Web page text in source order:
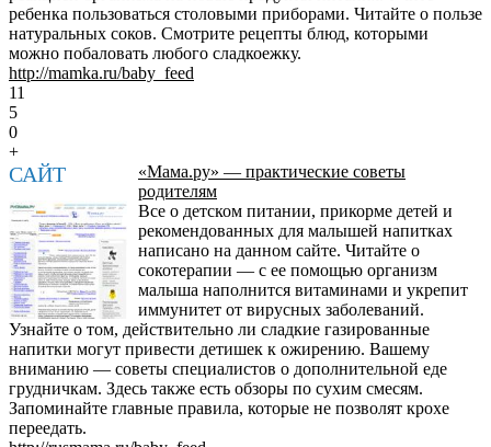
ребенка пользоваться столовыми приборами. Читайте о пользе
натуральных соков. Смотрите рецепты блюд, которыми
можно побаловать любого сладкоежку.
http://mamka.ru/baby_feed
11
5
0
+
САЙТ
«Мама.ру» — практические советы
родителям
Все о детском питании, прикорме детей и
рекомендованных для малышей напитках
написано на данном сайте. Читайте о
сокотерапии — с ее помощью организм
малыша наполнится витаминами и укрепит
иммунитет от вирусных заболеваний.
Узнайте о том, действительно ли сладкие газированные
напитки могут привести детишек к ожирению. Вашему
вниманию — советы специалистов о дополнительной еде
грудничкам. Здесь также есть обзоры по сухим смесям.
Запоминайте главные правила, которые не позволят крохе
переедать.